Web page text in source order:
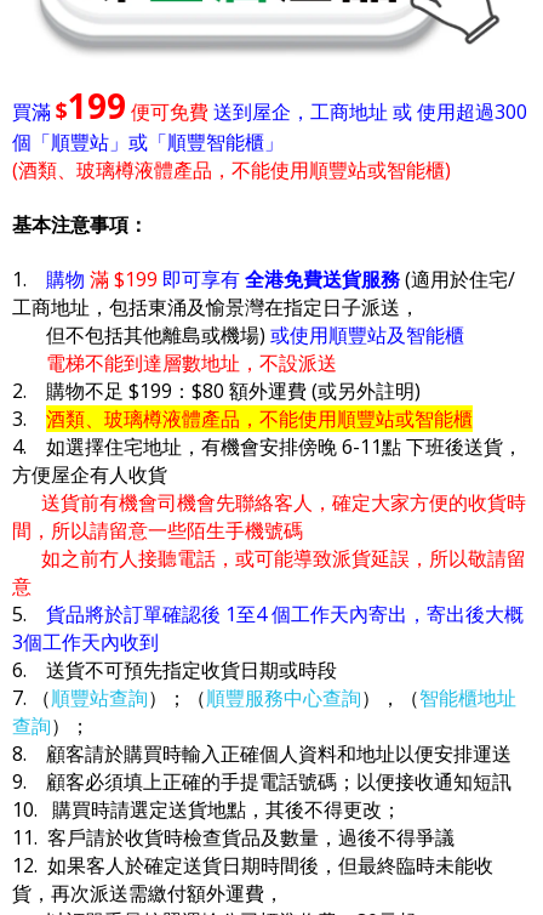
買滿$199 便可免費送到屋企，工商地址 或 使用超過300
個「順豐站」或「順豐智能櫃」
(酒類、玻璃樽液體產品，不能使用順豐站或智能櫃)
基本注意事項：
1. 購物 滿 $199 即可享有全港免費送貨服務(適用於住宅/
工商地址，包括東涌及愉景灣在指定日子派送，
但不包括其他離島或機場) 或使用順豐站及智能櫃
電梯不能到達層數地址，不設派送
2. 購物不足 $199：$80 額外運費 (或另外註明)
3. 酒類、玻璃樽液體產品，不能使用順豐站或智能櫃
4. 如選擇住宅地址，有機會安排傍晚 6-11點 下班後送貨，
方便屋企有人收貨
送貨前有機會司機會先聯絡客人，確定大家方便的收貨時
間，所以請留意一些陌生手機號碼
如之前冇人接聽電話，或可能導致派貨延誤，所以敬請留
意
5. 貨品將於訂單確認後 1至4 個工作天內寄出，寄出後大概
3個工作天內收到
6. 送貨不可預先指定收貨日期或時段
7. （順豐站查詢）；（順豐服務中心查詢），（智能櫃地址
查詢）；
8. 顧客請於購買時輸入正確個人資料和地址以便安排運送
9. 顧客必須填上正確的手提電話號碼；以便接收通知短訊
10. 購買時請選定送貨地點，其後不得更改；
11. 客戶請於收貨時檢查貨品及數量，過後不得爭議
12. 如果客人於確定送貨日期時間後，但最終臨時未能收
貨，再次派送需繳付額外運費，